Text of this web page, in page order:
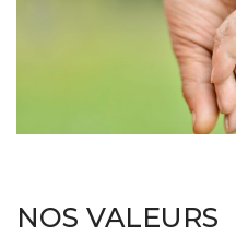
NOS VALEURS